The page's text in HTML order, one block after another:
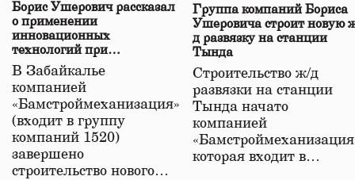
Борис Ушерович рассказал
о применении
инновационных
технологий при
строительстве нового моста
в Забайкалье
В Забайкалье
компанией
«Бамстроймеханизация»
(входит в группу
компаний 1520)
завершено
строительство нового…
Группа компаний Бориса
Ушеровича строит новую
д развязку на станции
Тында
Строительство ж/д
развязки на станции
Тында начато
компанией
которая входит в…